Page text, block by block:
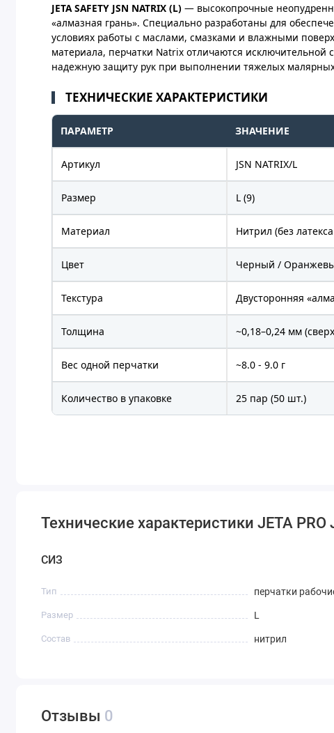
JETA SAFETY JSN NATRIX (L) — высокопрочные
«алмазная грань». Специально разработаны для
условиях работы с маслами, смазками и влажными
материала, перчатки Natrix отличаются исключительной
надежную защиту рук при выполнении тяжелых
ТЕХНИЧЕСКИЕ ХАРАКТЕРИСТИКИ
ПАРАМЕТР ЗНАЧЕНИЕ
Артикул JSN NATRIX/L
Размер L (9)
Материал Нитрил (без
Цвет Черный /
Текстура Двусторонняя
Толщина ~0,18–0,24 мм
Вес одной перчатки ~8.0 - 9.0 г
Количество в упаковке 25 пар (50 шт.)
Технические характеристики JETA
СИЗ
Тип перчатки
Размер L
Состав нитрил
Отзывы 0